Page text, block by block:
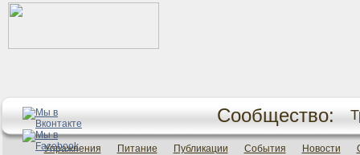
Сообщество:
Упражнения Питание Публикации События Новости